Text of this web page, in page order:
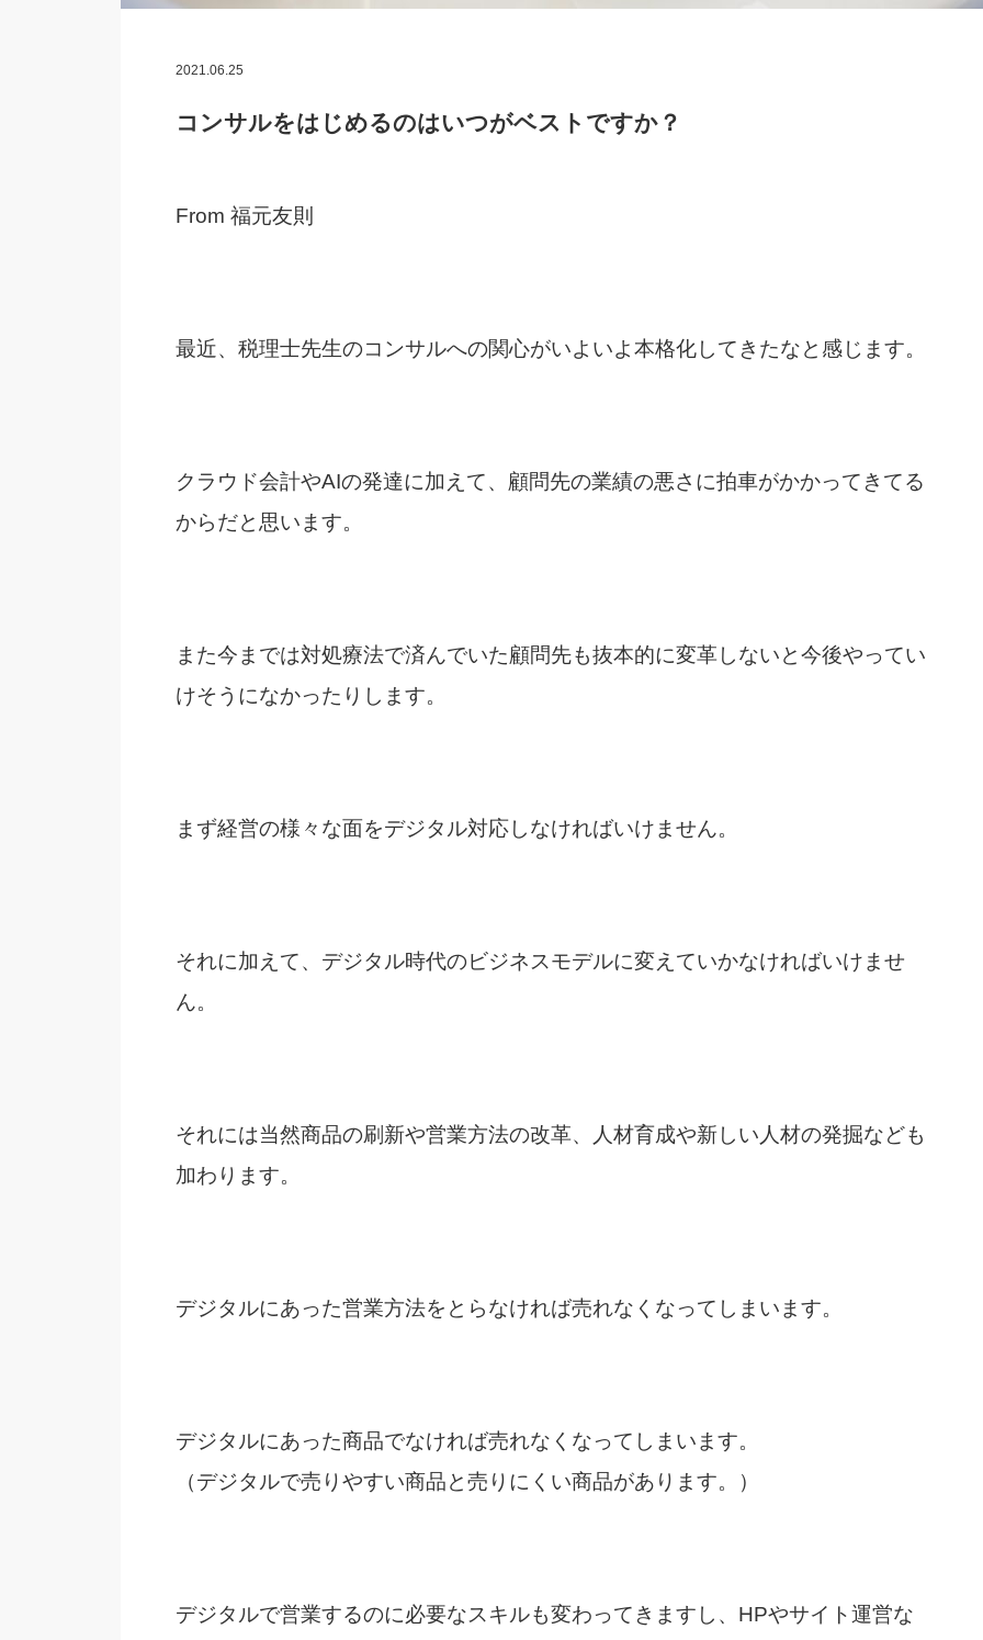
2021.06.25
コンサルをはじめるのはいつがベストですか？
From 福元友則
最近、税理士先生のコンサルへの関心がいよいよ本格化してきたなと感じます。
クラウド会計やAIの発達に加えて、顧問先の業績の悪さに拍車がかかってきてる
からだと思います。
また今までは対処療法で済んでいた顧問先も抜本的に変革しないと今後やってい
けそうになかったりします。
まず経営の様々な面をデジタル対応しなければいけません。
それに加えて、デジタル時代のビジネスモデルに変えていかなければいけませ
ん。
それには当然商品の刷新や営業方法の改革、人材育成や新しい人材の発掘なども
加わります。
デジタルにあった営業方法をとらなければ売れなくなってしまいます。
デジタルにあった商品でなければ売れなくなってしまいます。
（デジタルで売りやすい商品と売りにくい商品があります。）
デジタルで営業するのに必要なスキルも変わってきますし、HPやサイト運営な